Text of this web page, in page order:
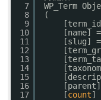
7
8
9
10
11
12
13
14
15
16
17
WP_Term
(
[name]
[slug]
[count]